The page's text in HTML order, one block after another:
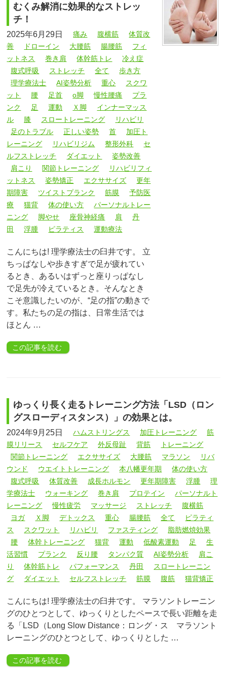
むくみ解消に効果的なストレッ
チ！
2025年6月29日 痛み 腹横筋
体質改
善
ドローイン 大腰筋 腸腰筋
フィ
ットネス
巻き肩 体幹筋トレ
冷え症
腹式呼吸
ストレッチ 全て
歩き方
理学療法士
AI姿勢分析 重心
スクワ
ット
腰 足首 o脚 慢性腰痛
プラ
ンク
足 運動 Ｘ脚
インナーマッス
ル
膝 スロートレーニング
リハビリ
足のトラブル
正しい姿勢 首
加圧ト
レーニング
リハビリジム 整形外科
セ
ルフストレッチ
ダイエット
姿勢改善
肩こり
関節トレーニング
リハビリフィ
ットネス
姿勢矯正 エクササイズ
更年
期障害
ツイストプランク 筋膜
予防医
療
猫背 体の使い方
パーソナルトレー
ニング
脚やせ 座骨神経痛 肩
丹
田
浮腫 ピラティス 運動療法
こんにちは! 理学療法士の臼井です。 立
ちっぱなしや歩きすぎで足が疲れてい
るとき、あるいはずっと座りっぱなし
で足先が冷えているとき。そんなとき
こそ意識したいのが、“足の指”の動きで
す。私たちの足の指は、日常生活では
ほとん …
この記事を読む
ゆっくり長く走るトレーニング方法「LSD（ロン
グスローディスタンス）」の効果とは。
2024年9月25日 ハムストリングス 加圧トレーニング
筋
膜リリース
セルフケア 外反母趾 背筋
トレーニング
関節トレーニング
エクササイズ 大腰筋 マラソン
リバ
ウンド
ウエイトトレーニング 本八幡更年期
体の使い方
腹式呼吸
体質改善 成長ホルモン 更年期障害 浮腫
理
学療法士
ウォーキング 巻き肩 プロテイン
パーソナルト
レーニング
慢性疲労 マッサージ ストレッチ
腹横筋
ヨガ
Ｘ脚 デトックス 重心 腸腰筋 全て
ピラティ
ス
スクワット リハビリ ファスティング
脂肪燃焼効果
腰
体幹トレーニング 猫背 運動 低酸素運動 足
生
活習慣
プランク 反り腰 タンパク質 AI姿勢分析
肩こ
り
体幹筋トレ パフォーマンス 丹田
スロートレーニン
グ
ダイエット セルフストレッチ 筋膜 腹筋 猫背矯正
こんにちは! 理学療法士の臼井です。 マラソントレーニン
グのひとつとして、ゆっくりとしたペースで長い距離を走
る「LSD（Long Slow Distance：ロング・ス マラソント
レーニングのひとつとして、ゆっくりとした …
この記事を読む